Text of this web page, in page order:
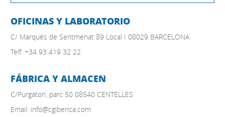
OFICINAS Y LABORATORIO
C/ Marqués de Sentmenat 89 Local I 08029 BARCELONA
Telf: +34 93 419 32 22
FÁBRICA Y ALMACEN
C/Purgatori, parc 50 08540 CENTELLES
Email: info@cgiberica.com